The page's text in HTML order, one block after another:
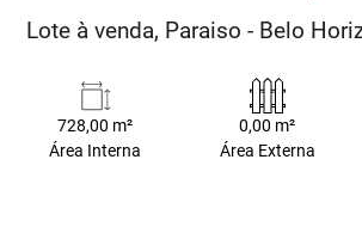
Lote à venda, Paraiso - Belo
728,00 m²
Área Interna
0,00 m²
Área Externa